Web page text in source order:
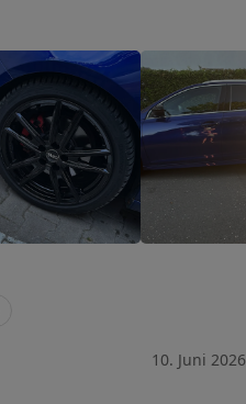
8
19
40
5
10. Juni 2026